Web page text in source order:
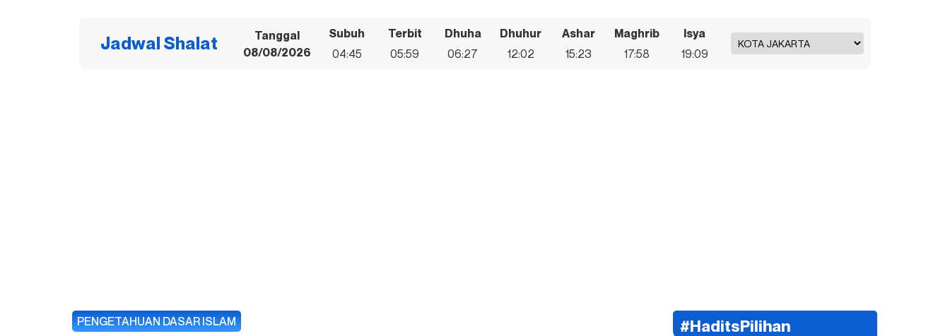
Jadwal Shalat
Tanggal
08/08/2026
Subuh
04:45
Terbit
05:59
Dhuha
06:27
Dhuhur
12:02
Ashar
15:23
Maghrib
17:58
Isya
19:09
PENGETAHUAN DASAR ISLAM #HaditsPilihan